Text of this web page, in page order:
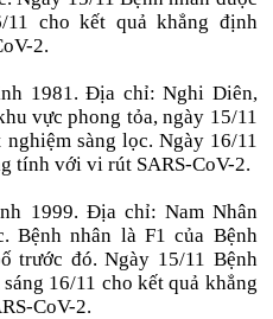
cho kết quả khẳng định
2.
1981. Địa chỉ: Nghi Diên,
vực phong tỏa, ngày 15/11
sàng lọc. Ngày 16/11
tính với vi rút SARS-CoV-2.
1999. Địa chỉ: Nam Nhân
Bệnh nhân là F1 của Bệnh
trước đó. Ngày 15/11 Bệnh
16/11 cho kết quả khẳng
CoV-2.